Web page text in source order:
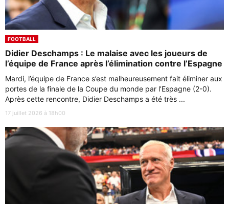
FOOTBALL
Didier Deschamps : Le malaise avec les joueurs de
l’équipe de France après l’élimination contre l’Espagne
Mardi, l’équipe de France s’est malheureusement fait éliminer aux
portes de la finale de la Coupe du monde par l’Espagne (2-0).
Après cette rencontre, Didier Deschamps a été très ...
17 juillet 2026 à 18h00